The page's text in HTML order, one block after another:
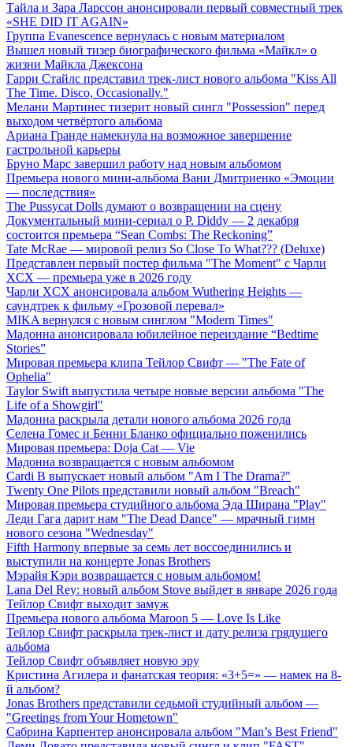
Тайла и Зара Ларссон анонсировали первый совместный трек
«SHE DID IT AGAIN»
Группа Evanescence вернулась с новым материалом
Вышел новый тизер биографического фильма «Майкл» о
жизни Майкла Джексона
Гарри Стайлс представил трек-лист нового альбома "Kiss All
The Time. Disco, Occasionally."
Мелани Мартинес тизерит новый сингл "Possession" перед
выходом четвёртого альбома
Ариана Гранде намекнула на возможное завершение
гастрольной карьеры
Бруно Марс завершил работу над новым альбомом
Премьера нового мини-альбома Вани Дмитриенко «Эмоции
— последствия»
The Pussycat Dolls думают о возвращении на сцену
Документальный мини-сериал о P. Diddy — 2 декабря
состоится премьера “Sean Combs: The Reckoning”
Tate McRae — мировой релиз So Close To What??? (Deluxe)
Представлен первый постер фильма "The Moment" с Чарли
XCX — премьера уже в 2026 году
Чарли XCX анонсировала альбом Wuthering Heights —
саундтрек к фильму «Грозовой перевал»
MIKA вернулся с новым синглом "Modern Times"
Мадонна анонсировала юбилейное переиздание “Bedtime
Stories”
Мировая премьера клипа Тейлор Свифт — "The Fate of
Ophelia"
Taylor Swift выпустила четыре новые версии альбома "The
Life of a Showgirl"
Мадонна раскрыла детали нового альбома 2026 года
Селена Гомес и Бенни Бланко официально поженились
Мировая премьера: Doja Cat — Vie
Мадонна возвращается с новым альбомом
Cardi B выпускает новый альбом "Am I The Drama?"
Twenty One Pilots представили новый альбом "Breach"
Мировая премьера студийного альбома Эда Ширана "Play"
Леди Гага дарит нам "The Dead Dance" — мрачный гимн
нового сезона "Wednesday"
Fifth Harmony впервые за семь лет воссоединились и
выступили на концерте Jonas Brothers
Мэрайя Кэри возвращается с новым альбомом!
Lana Del Rey: новый альбом Stove выйдет в январе 2026 года
Тейлор Свифт выходит замуж
Премьера нового альбома Maroon 5 — Love Is Like
Тейлор Свифт раскрыла трек-лист и дату релиза грядущего
альбома
Тейлор Свифт объявляет новую эру
Кристина Агилера и фанатская теория: «3+5=» — намек на 8-
й альбом?
Jonas Brothers представили седьмой студийный альбом —
"Greetings from Your Hometown"
Сабрина Карпентер анонсировала альбом "Man’s Best Friend"